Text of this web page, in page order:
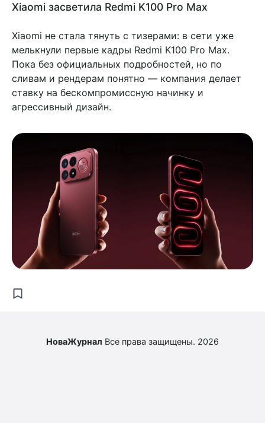
Xiaomi засветила Redmi K100 Pro Max
Xiaomi не стала тянуть с тизерами: в сети уже
мелькнули первые кадры Redmi K100 Pro Max.
Пока без официальных подробностей, но по
сливам и рендерам понятно — компания делает
ставку на бескомпромиссную начинку и
агрессивный дизайн.
НоваЖурнал Все права защищены. 2026